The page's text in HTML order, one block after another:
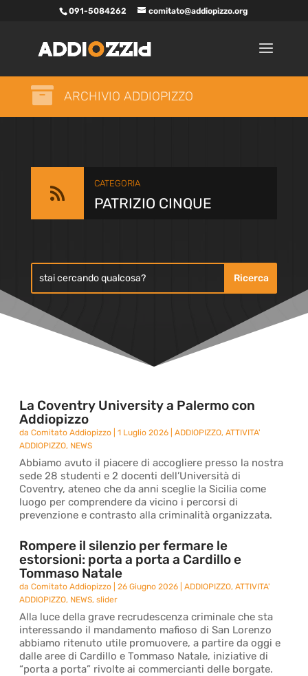
091-5084262 comitato@addiopizzo.org
 ARCHIVIO ADDIOPIZZO

CATEGORIA
PATRIZIO CINQUE
La Coventry University a Palermo con
Addiopizzo
daComitato Addiopizzo |1 Luglio 2026 |ADDIOPIZZO,ATTIVITA'
ADDIOPIZZO, NEWS
Abbiamo avuto il piacere di accogliere presso la nostra
sede 28 studenti e 2 docenti dell’Università di
Coventry, ateneo che da anni sceglie la Sicilia come
luogo per comprendere da vicino i percorsi di
prevenzione e contrasto alla criminalità organizzata.
Rompere il silenzio per fermare le
estorsioni: porta a porta a Cardillo e
Tommaso Natale
daComitato Addiopizzo |26 Giugno 2026 |ADDIOPIZZO,ATTIVITA'
ADDIOPIZZO, NEWS,slider
Alla luce della grave recrudescenza criminale che sta
interessando il mandamento mafioso di San Lorenzo
abbiamo ritenuto utile promuovere, a partire da oggi e
dalle aree di Cardillo e Tommaso Natale, iniziative di
“porta a porta” rivolte ai commercianti delle borgate.